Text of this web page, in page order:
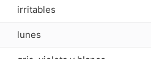
irritables
lunes
gris, violeta y blanco